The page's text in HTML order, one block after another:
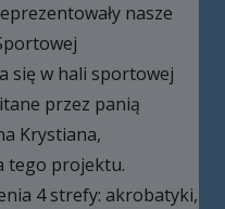
nasze
się w hali sportowej
przez panią
Krystiana,
tego projektu.
4 strefy: akrobatyki,